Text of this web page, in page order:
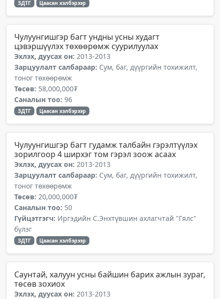
ЗДТГ Цаасан хэлбэрээр
Чулуунгишгэр багт ундны усны худагт
цэвэршүүлэх төхөөрөмж суурилуулах
Эхлэх, дуусах он: 2013-2013
Зарцуулалт салбараар: Сум, баг, дүүргийн тохижилт,
тоног төхөөрөмж
Төсөв: 58,000,000₮
Саналын тоо: 96
ЗДТГ Цаасан хэлбэрээр
Чулуунгишгэр багт гудамж талбайн гэрэлтүүлэх
зорилгоор 4 ширхэг том гэрэл зоож асаах
Эхлэх, дуусах он: 2013-2013
Зарцуулалт салбараар: Сум, баг, дүүргийн тохижилт,
тоног төхөөрөмж
Төсөв: 20,000,000₮
Саналын тоо: 50
Гүйцэтгэгч: Иргэдийн С.Энхтүвшин ахлагчтай "Гялс"
бүлэг
ЗДТГ Цаасан хэлбэрээр
Саунтай, халуун усны байшин барих ажлын зураг,
төсөв зохиох
Эхлэх, дуусах он: 2013-2013